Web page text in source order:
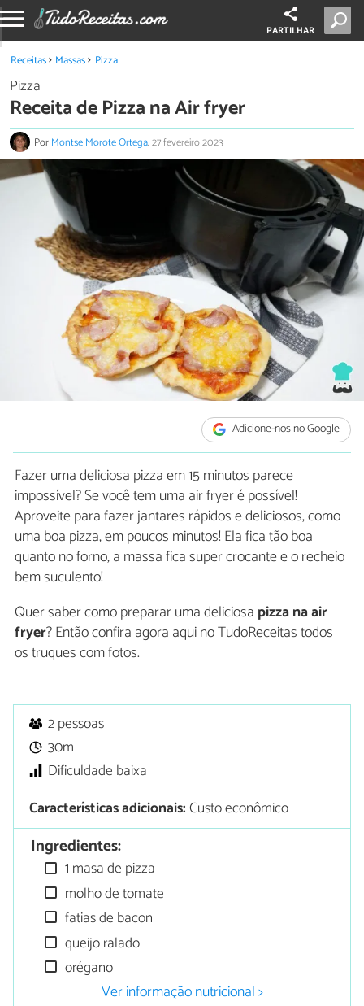
PARTILHAR
Receitas Massas Pizza
Pizza
Receita de Pizza na Air fryer
PorMontse Morote Ortega.27 fevereiro 2023
Adicione-nos no Google
Fazer uma deliciosa pizza em 15 minutos parece
impossível? Se você tem uma air fryer é possível!
Aproveite para fazer jantares rápidos e deliciosos, como
uma boa pizza, em poucos minutos! Ela fica tão boa
quanto no forno, a massa fica super crocante e o recheio
bem suculento!
Quer saber como preparar uma deliciosa pizza na air
fryer? Então confira agora aqui no TudoReceitas todos
os truques com fotos.
2 pessoas
30m
Dificuldade baixa
Características adicionais:Custo econômico
Ingredientes:
1 masa de pizza
molho de tomate
fatias de bacon
queijo ralado
orégano
Ver informação nutricional >